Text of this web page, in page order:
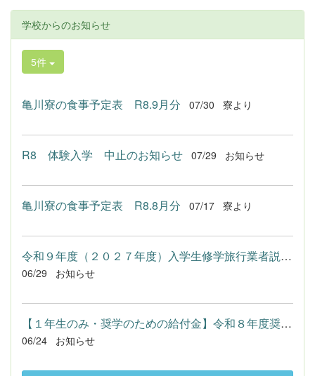
学校からのお知らせ
5件
亀川寮の食事予定表 R8.9月分 07/30 寮より
R8 体験入学 中止のお知らせ 07/29 お知らせ
亀川寮の食事予定表 R8.8月分 07/17 寮より
令和９年度（２０２７年度）入学生修学旅行業者説明会の開催について
06/29 お知らせ
【１年生のみ・奨学のための給付金】令和８年度奨学のための前倒...
06/24 お知らせ